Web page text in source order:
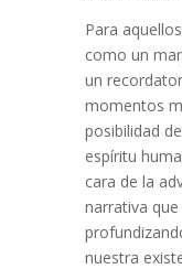
Para
como un
un
momentos
posibilidad
espíritu
cara de la
narrativa
nuestra